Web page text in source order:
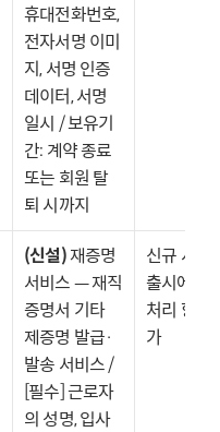
휴대전화번호,
전자서명 이미
지, 서명 인증
데이터, 서명
일시 / 보유기
간: 계약 종료
또는 회원 탈
퇴 시까지
(신설) 재증명
서비스 — 재직
증명서 기타
제증명 발급·
발송 서비스 /
[필수] 근로자
의 성명, 입사
신규 서비
출시에 따
처리 항목
가